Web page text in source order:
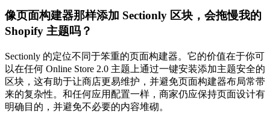
像页面构建器那样添加 Sectionly 区块，会拖慢我的
Shopify 主题吗？
Sectionly 的定位不同于笨重的页面构建器。它的价值在于你可
以在任何 Online Store 2.0 主题上通过一键安装添加主题安全的
区块，这有助于让商店更易维护，并避免页面构建器布局常带
来的复杂性。和任何应用配置一样，商家仍应保持页面设计有
明确目的，并避免不必要的内容堆砌。